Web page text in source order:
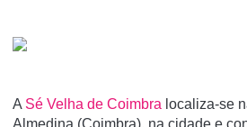
A Sé Velha de Coimbra localiza-se